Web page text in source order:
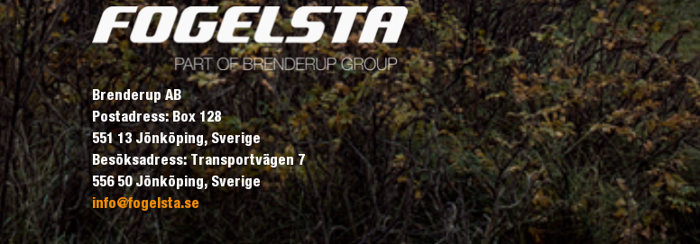
Brenderup AB
Postadress: Box 128
551 13 Jönköping, Sverige
Besöksadress: Transportvägen 7
556 50 Jönköping, Sverige
info@fogelsta.se